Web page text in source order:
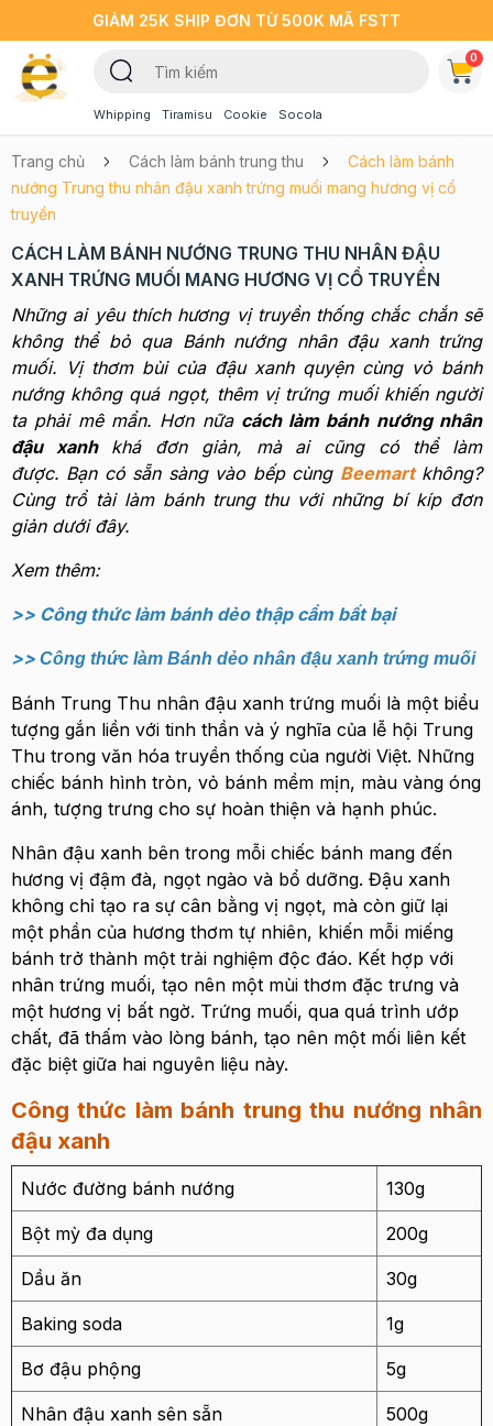
GIẢM 25K SHIP ĐƠN TỪ 500K MÃ FSTT
Whipping Tiramisu Cookie Socola
0
Trang chủ Cách làm bánh trung thu
Cách làm bánh
nướng Trung thu nhân đậu xanh trứng muối mang hương vị cổ
truyền
CÁCH LÀM BÁNH NƯỚNG TRUNG THU NHÂN ĐẬU
XANH TRỨNG MUỐI MANG HƯƠNG VỊ CỔ TRUYỀN
Những ai yêu thích hương vị truyền thống chắc chắn sẽ
không thể bỏ qua Bánh nướng nhân đậu xanh trứng
muối. Vị thơm bùi của đậu xanh quyện cùng vỏ bánh
nướng không quá ngọt, thêm vị trứng muối khiến người
ta phải mê mẩn. Hơn nữa cách làm bánh nướng nhân
đậu xanhkhá đơn giản, mà ai cũng có thể làm
được. Bạn có sẵn sàng vào bếp cùng Beemartkhông?
Cùng trổ tài làm bánh trung thu với những bí kíp đơn
giản dưới đây.
Xem thêm:
>> Công thức làm bánh dẻo thập cẩm bất bại
>> Công thức làm Bánh dẻo nhân đậu xanh trứng muối
Bánh Trung Thu nhân đậu xanh trứng muối là một biểu
tượng gắn liền với tinh thần và ý nghĩa của lễ hội Trung
Thu trong văn hóa truyền thống của người Việt. Những
chiếc bánh hình tròn, vỏ bánh mềm mịn, màu vàng óng
ánh, tượng trưng cho sự hoàn thiện và hạnh phúc.
Nhân đậu xanh bên trong mỗi chiếc bánh mang đến
hương vị đậm đà, ngọt ngào và bổ dưỡng. Đậu xanh
không chỉ tạo ra sự cân bằng vị ngọt, mà còn giữ lại
một phần của hương thơm tự nhiên, khiến mỗi miếng
bánh trở thành một trải nghiệm độc đáo. Kết hợp với
nhân trứng muối, tạo nên một mùi thơm đặc trưng và
một hương vị bất ngờ. Trứng muối, qua quá trình ướp
chất, đã thấm vào lòng bánh, tạo nên một mối liên kết
đặc biệt giữa hai nguyên liệu này.
Công thức làm bánh trung thu nướng nhân
đậu xanh
Nước đường bánh nướng 130g
Bột mỳ đa dụng 200g
Dầu ăn 30g
Baking soda 1g
Bơ đậu phộng 5g
Nhân đậu xanh sên sẵn 500g